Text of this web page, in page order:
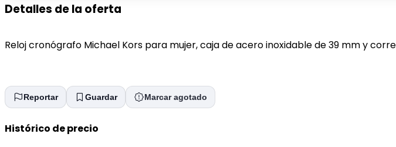
Detalles de la oferta
Reloj cronógrafo Michael Kors para mujer, caja de acero inoxidable de 39 mm y
Reportar Guardar Marcar agotado
Histórico de precio